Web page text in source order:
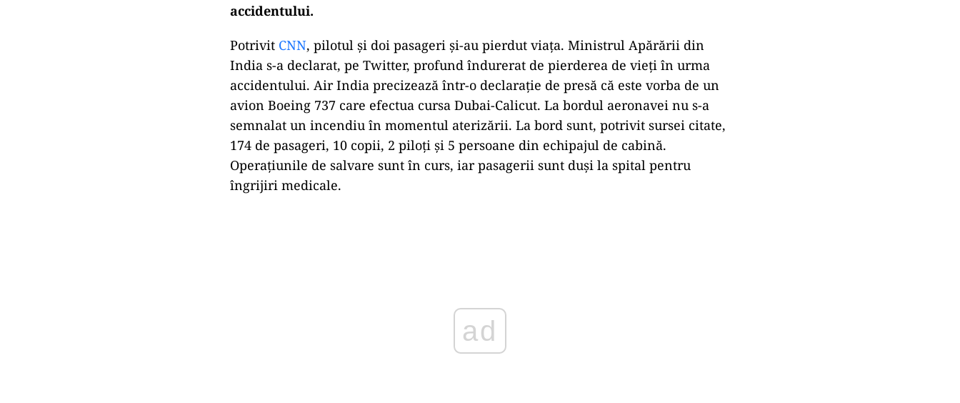
accidentului.
Potrivit CNN, pilotul și doi pasageri și-au pierdut viața. Ministrul Apărării din
India s-a declarat, pe Twitter, profund îndurerat de pierderea de vieți în urma
accidentului. Air India precizează într-o declarație de presă că este vorba de un
avion Boeing 737 care efectua cursa Dubai-Calicut. La bordul aeronavei nu s-a
semnalat un incendiu în momentul aterizării. La bord sunt, potrivit sursei citate,
174 de pasageri, 10 copii, 2 piloți și 5 persoane din echipajul de cabină.
Operațiunile de salvare sunt în curs, iar pasagerii sunt duși la spital pentru
îngrijiri medicale.